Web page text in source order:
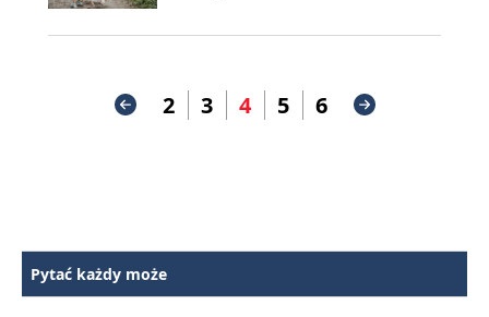
2 3 4 5 6
Pytać każdy może